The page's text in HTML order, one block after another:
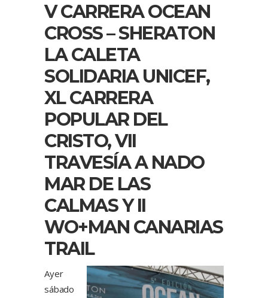
V CARRERA OCEAN
CROSS – SHERATON
LA CALETA
SOLIDARIA UNICEF,
XL CARRERA
POPULAR DEL
CRISTO, VII
TRAVESÍA A NADO
MAR DE LAS
CALMAS Y II
WO+MAN CANARIAS
TRAIL
Ayer
sábado